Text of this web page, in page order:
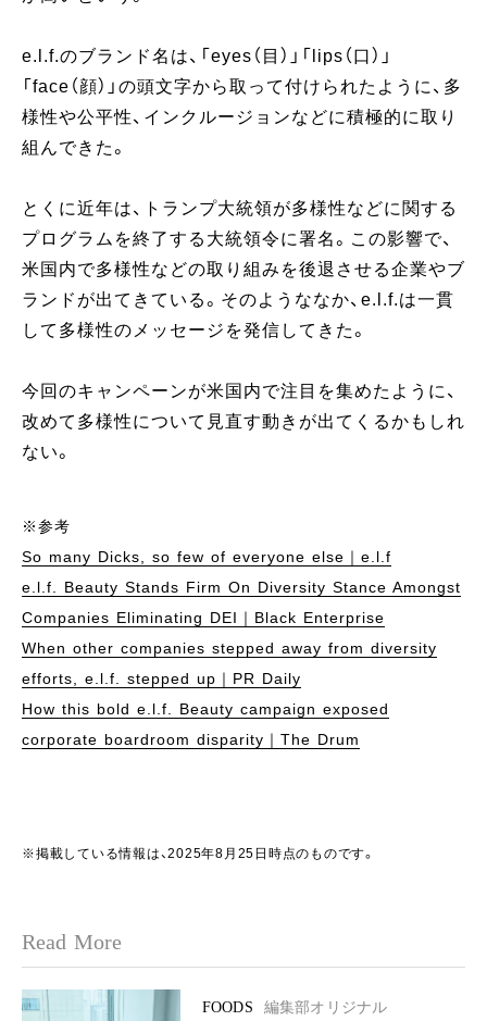
e.l.f.のブランド名は、「eyes（目）」「lips（口）」
「face（顔）」の頭文字から取って付けられたように、多
様性や公平性、インクルージョンなどに積極的に取り
組んできた。
とくに近年は、トランプ大統領が多様性などに関する
プログラムを終了する大統領令に署名。この影響で、
米国内で多様性などの取り組みを後退させる企業やブ
ランドが出てきている。そのようななか、e.l.f.は一貫
して多様性のメッセージを発信してきた。
今回のキャンペーンが米国内で注目を集めたように、
改めて多様性について見直す動きが出てくるかもしれ
ない。
※参考
So many Dicks, so few of everyone else｜e.l.f
e.l.f. Beauty Stands Firm On Diversity Stance Amongst
Companies Eliminating DEI｜Black Enterprise
When other companies stepped away from diversity
efforts, e.l.f. stepped up｜PR Daily
How this bold e.l.f. Beauty campaign exposed
corporate boardroom disparity｜The Drum
※掲載している情報は、2025年8月25日時点のものです。
Read More
FOODS
編集部オリジナル